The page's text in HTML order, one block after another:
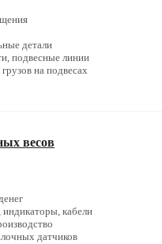
детали
подвесные линии
на подвесах
весов
кабели
датчиков